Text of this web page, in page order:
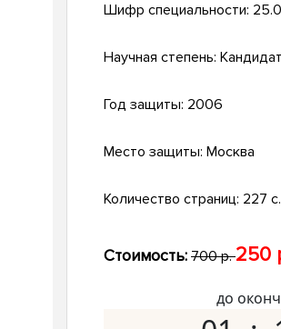
Шифр специальности:
Научная степень:
Год защиты: 2006
Место защиты: Москва
Количество страниц: 227
Стоимость: 700 р.250
до